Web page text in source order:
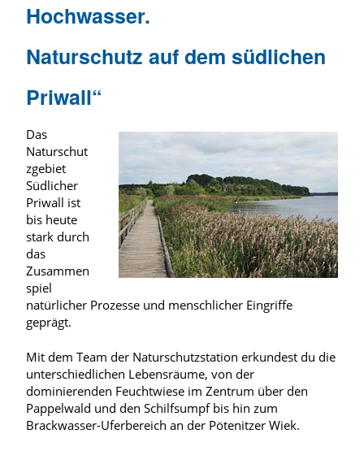
Hochwasser.
Naturschutz auf dem südlichen
Priwall“
Das
Naturschut
zgebiet
Südlicher
Priwall ist
bis heute
stark durch
das
Zusammen
spiel
natürlicher Prozesse und menschlicher Eingriffe
geprägt.
Mit dem Team der Naturschutzstation erkundest du die
unterschiedlichen Lebensräume, von der
dominierenden Feuchtwiese im Zentrum über den
Pappelwald und den Schilfsumpf bis hin zum
Brackwasser-Uferbereich an der Pötenitzer Wiek.